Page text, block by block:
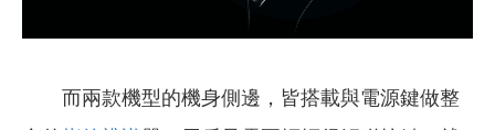
而兩款機型的機身側邊，皆搭載與電源鍵做整